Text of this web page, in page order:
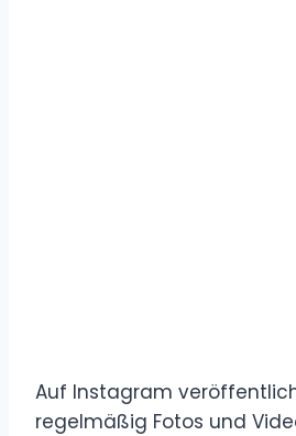
Auf Instagram
regelmäßig Fotos und